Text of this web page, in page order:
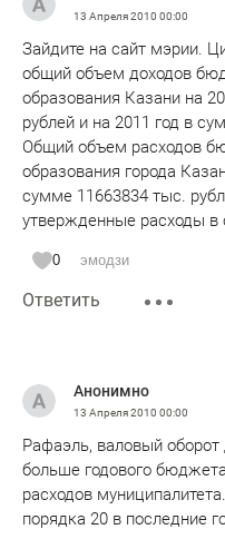
13 Апреля 2010 00:00
Зайдите на сайт мэрии.
общий объем доходов
образования Казани на
рублей и на 2011 год в
Общий объем расходов
образования города
сумме 11663834 тыс.
утвержденные расходы в
0 эмодзи
Ответить
Анонимно
13 Апреля 2010 00:00
Рафаэль, валовый оборот
больше годового
расходов
порядка 20 в последние